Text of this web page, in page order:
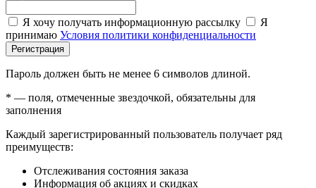
Я хочу получать информационную рассылку
Я
принимаю Условия политики конфиденциальности
Регистрация
Пароль должен быть не менее 6 символов длиной.
* — поля, отмеченные звездочкой, обязательны для
заполнения
Каждый зарегистрированный пользователь получает ряд
преимуществ:
Отслеживания состояния заказа
Информация об акциях и скидках